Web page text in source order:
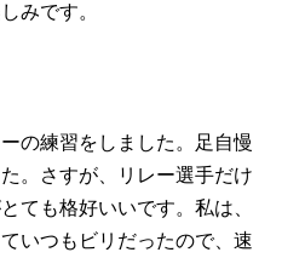
みです。
の練習をしました。足自慢
。さすが、リレー選手だけ
ても格好いいです。私は、
いつもビリだったので、速